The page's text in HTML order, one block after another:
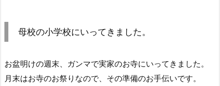
母校の小学校にいってきました。
お盆明けの週末、ガンマで実家のお寺にいってきました。
月末はお寺のお祭りなので、その準備のお手伝いです。